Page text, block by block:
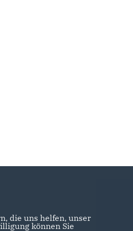
die uns helfen, unser
können Sie